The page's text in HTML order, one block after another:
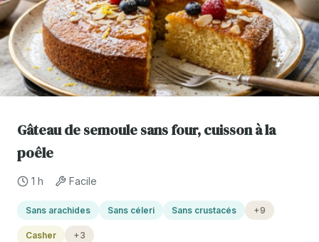
Gâteau de semoule sans four, cuisson à la
poêle
1 h Facile
Sans arachides Sans céleri Sans crustacés +9
Casher +3